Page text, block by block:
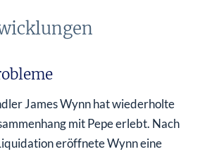
James Wynn hat wiederholte
mit Pepe erlebt. Nach
eröffnete Wynn eine